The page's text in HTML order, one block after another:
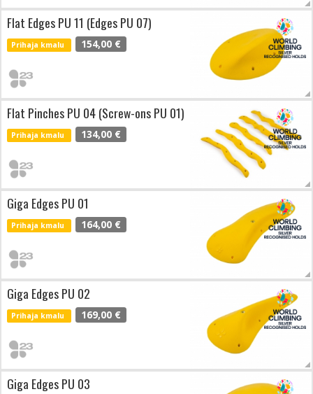
Flat Edges PU 11 (Edges PU 07)
Prihaja kmalu 154,00 €
Flat Pinches PU 04 (Screw-ons PU 01)
Prihaja kmalu 134,00 €
Giga Edges PU 01
Prihaja kmalu 164,00 €
Giga Edges PU 02
Prihaja kmalu 169,00 €
Giga Edges PU 03